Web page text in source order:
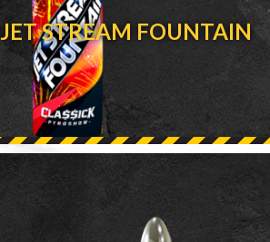
JET STREAM FOUNTAIN